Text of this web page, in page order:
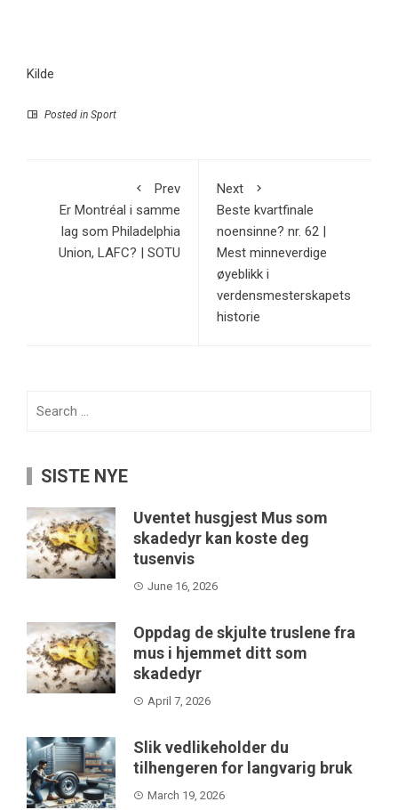
Kilde
Posted in Sport
Prev
Er Montréal i samme
lag som Philadelphia
Union, LAFC? | SOTU
Next
Beste kvartfinale
noensinne? nr. 62 |
Mest minneverdige
øyeblikk i
verdensmesterskapets
historie
SISTE NYE
Uventet husgjest Mus som
skadedyr kan koste deg
tusenvis
June 16, 2026
Oppdag de skjulte truslene fra
mus i hjemmet ditt som
skadedyr
April 7, 2026
Slik vedlikeholder du
tilhengeren for langvarig bruk
March 19, 2026